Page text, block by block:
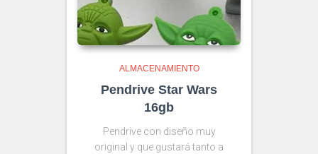
ALMACENAMIENTO
Pendrive Star Wars
16gb
Pendrive con diseño muy
original y que gustará tanto a